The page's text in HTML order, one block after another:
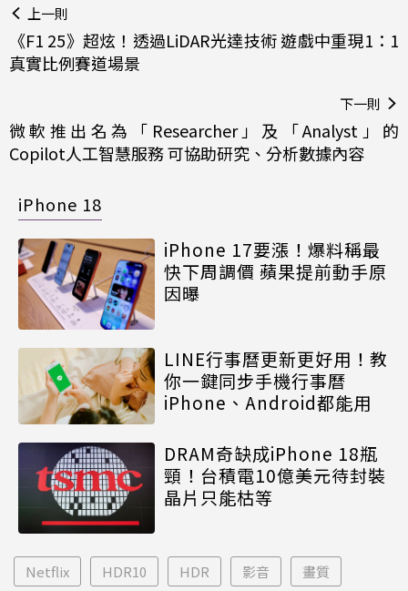
上一則
《F1 25》超炫！透過LiDAR光達技術 遊戲中重現1：1
真實比例賽道場景
下一則
微軟推出名為「Researcher」及「Analyst」的
Copilot人工智慧服務 可協助研究、分析數據內容
iPhone 18
iPhone 17要漲！爆料稱最
快下周調價 蘋果提前動手原
因曝
LINE行事曆更新更好用！教
你一鍵同步手機行事曆
iPhone、Android都能用
DRAM奇缺成iPhone 18瓶
頸！台積電10億美元待封裝
晶片只能枯等
Netflix HDR10 HDR 影音 畫質